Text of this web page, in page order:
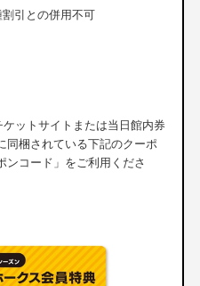
引との併用不可
ットサイトまたは当日館内券
同梱されている下記のクーポ
ンコード」をご利用くださ